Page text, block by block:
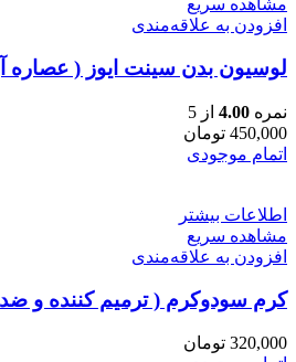
مشاهده سریع
افزودن به علاقه‌مندی
لوسیون بدن سینت ایوز ( عصاره
نمره 4.00 از 5
450,000 تومان
اتمام موجودی
اطلاعات بیشتر
مشاهده سریع
افزودن به علاقه‌مندی
کرم سودوکرم ( ترمیم کننده و
320,000 تومان